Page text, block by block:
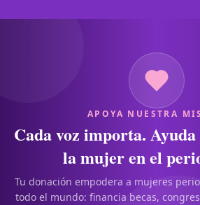
APOYA NUESTRA
Cada voz importa.
la mujer en el
Tu donación empodera a mujeres
todo el mundo: financia becas,